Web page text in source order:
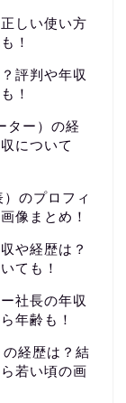
しい使い方
！
評判や年収
！
ター）の経
について
のプロフィ
像まとめ！
や経歴は？
ても！
社長の年収
年齢も！
経歴は？結
若い頃の画